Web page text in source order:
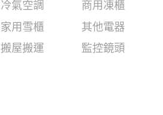
冷氣空調
商用凍櫃
家用雪櫃
其他電器
搬屋搬運
監控鏡頭